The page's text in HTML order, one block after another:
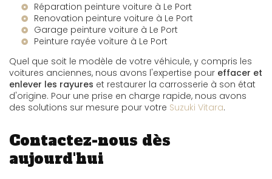
Réparation peinture voiture à Le Port
Renovation peinture voiture à Le Port
Garage peinture voiture à Le Port
Peinture rayée voiture à Le Port
Quel que soit le modèle de votre véhicule, y compris les
voitures anciennes, nous avons l'expertise pour effacer et
enlever les rayures et restaurer la carrosserie à son état
d'origine. Pour une prise en charge rapide, nous avons
des solutions sur mesure pour votre Suzuki Vitara.
Contactez-nous dès
aujourd'hui